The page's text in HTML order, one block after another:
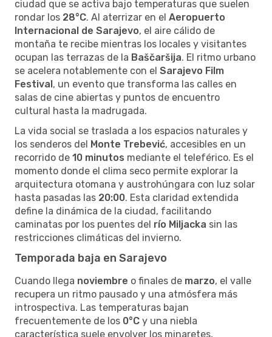
ciudad que se activa bajo temperaturas que suelen
rondar los 28°C. Al aterrizar en el Aeropuerto
Internacional de Sarajevo, el aire cálido de
montaña te recibe mientras los locales y visitantes
ocupan las terrazas de la Baščaršija. El ritmo urbano
se acelera notablemente con el Sarajevo Film
Festival, un evento que transforma las calles en
salas de cine abiertas y puntos de encuentro
cultural hasta la madrugada.
La vida social se traslada a los espacios naturales y
los senderos del Monte Trebević, accesibles en un
recorrido de 10 minutos mediante el teleférico. Es el
momento donde el clima seco permite explorar la
arquitectura otomana y austrohúngara con luz solar
hasta pasadas las 20:00. Esta claridad extendida
define la dinámica de la ciudad, facilitando
caminatas por los puentes del río Miljacka sin las
restricciones climáticas del invierno.
Temporada baja en Sarajevo
Cuando llega noviembre o finales de marzo, el valle
recupera un ritmo pausado y una atmósfera más
introspectiva. Las temperaturas bajan
frecuentemente de los 0°C y una niebla
característica suele envolver los minaretes,